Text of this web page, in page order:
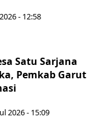
- 12:58
Satu Sarjana
Pemkab Garut
2026 - 15:09